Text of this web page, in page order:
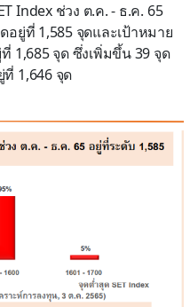
Index ช่วง ต.ค. - ธ.ค. 65
อยู่ที่ 1,585 จุดและเป้าหมาย
1,685 จุด ซึ่งเพิ่มขึ้น 39 จุด
1,646 จุด